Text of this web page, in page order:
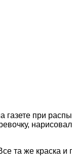
газете при
та же краска